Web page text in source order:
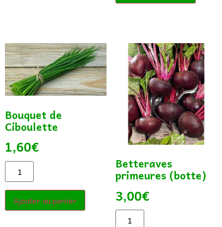
Bouquet de
Ciboulette
1,60€
Ajouter au panier
Betteraves
primeures (botte)
3,00€